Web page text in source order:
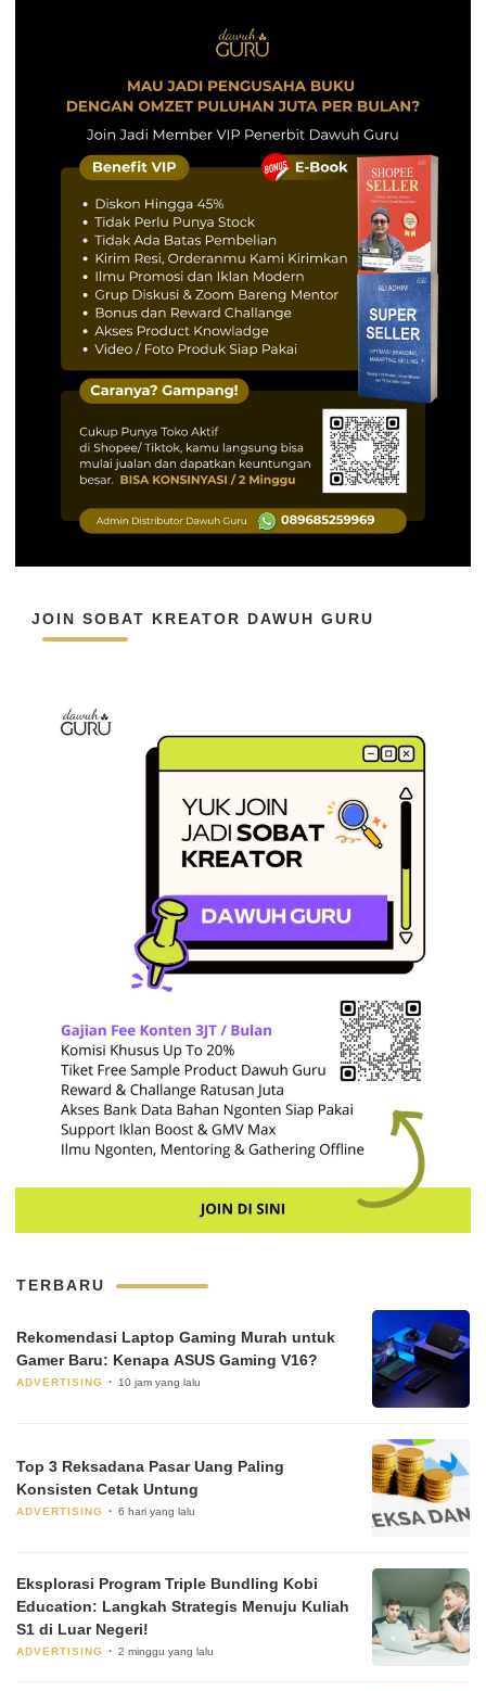
JOIN SOBAT KREATOR DAWUH GURU
TERBARU
Rekomendasi Laptop Gaming Murah untuk
Gamer Baru: Kenapa ASUS Gaming V16?
ADVERTISING 10 jam yang lalu
Top 3 Reksadana Pasar Uang Paling
Konsisten Cetak Untung
ADVERTISING 6 hari yang lalu
Eksplorasi Program Triple Bundling Kobi
Education: Langkah Strategis Menuju Kuliah
S1 di Luar Negeri!
ADVERTISING 2 minggu yang lalu